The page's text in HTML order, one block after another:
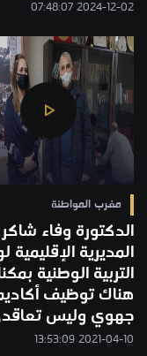
2024-12-02 07:48:07
مغرب المواطنة
الدكتورة وفاء شاكر
المديرية الإقليمية
التربية الوطنية
هناك توظيف
جهوي وليس
2021-04-10 13:53:09